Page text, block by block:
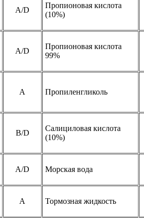
А/D
Пропионовая кислота
(10%)
А/D
Пропионовая кислота
99%
A Пропиленгликоль
B/D
Салициловая кислота
(10%)
A/D Морская вода
A Тормозная жидкость